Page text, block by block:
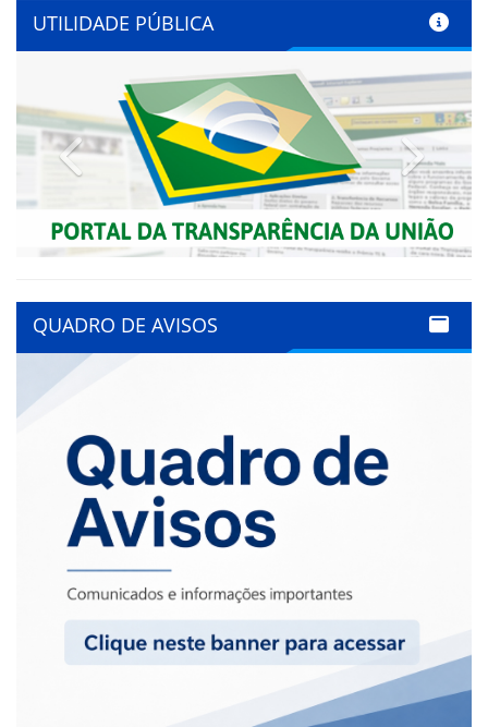
UTILIDADE PÚBLICA
Previous Next
QUADRO DE AVISOS